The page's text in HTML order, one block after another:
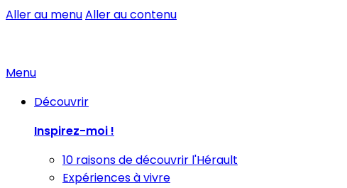
Aller au menuAller au contenu
Menu
Découvrir
Inspirez-moi !
10 raisons de découvrir l'Hérault
Expériences à vivre